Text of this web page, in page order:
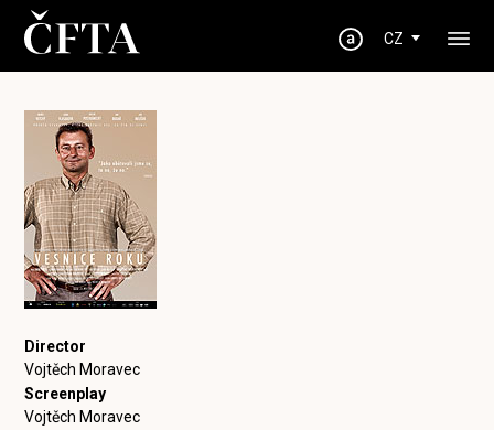
CZ
Director
Vojtěch Moravec
Screenplay
Vojtěch Moravec